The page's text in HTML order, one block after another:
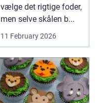
vælge det rigtige foder,
men selve skålen b...
11 February 2026